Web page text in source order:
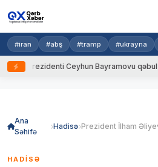
#iran #abş #tramp #ukrayna
Ceyhun Bayramovu qəbul edib
Ana
Səhifə
Hadisə
HADISƏ